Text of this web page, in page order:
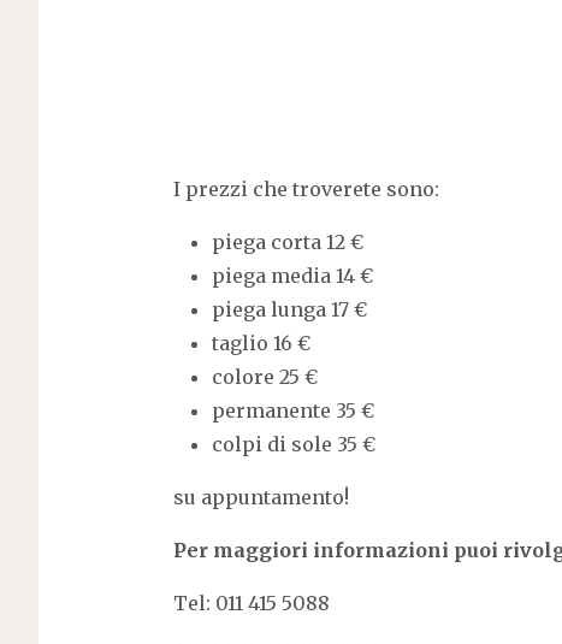
I prezzi che troverete sono:
piega corta 12 €
piega media 14 €
piega lunga 17 €
taglio 16 €
colore 25 €
permanente 35 €
colpi di sole 35 €
su appuntamento!
Per maggiori informazioni puoi
Tel: 011 415 5088